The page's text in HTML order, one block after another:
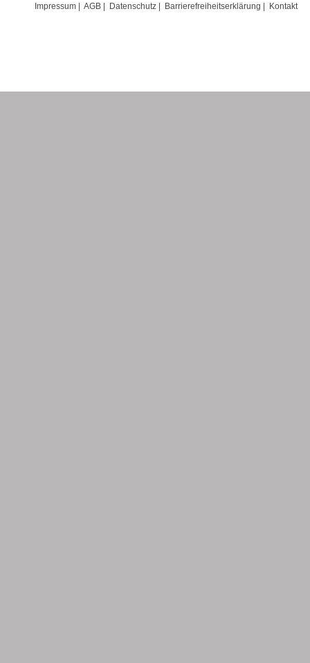
Impressum | AGB | Datenschutz | Barrierefreiheitserklärung | Kontakt